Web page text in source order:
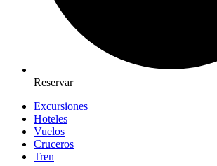
Reservar
Excursiones
Hoteles
Vuelos
Cruceros
Tren